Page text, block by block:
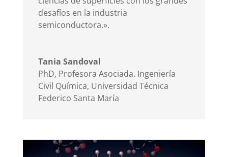
desafíos en la industria
semiconductora.».
Tania Sandoval
PhD, Profesora Asociada. Ingeniería
Civil Química, Universidad Técnica
Federico Santa María